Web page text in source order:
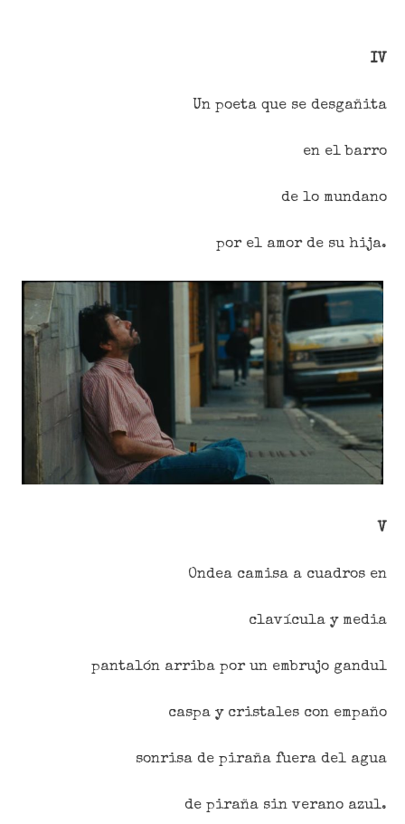
IV
Un poeta que se desgañita
en el barro
de lo mundano
por el amor de su hija.
V
Ondea camisa a cuadros en
clavícula y media
pantalón arriba por un embrujo gandul
caspa y cristales con empaño
sonrisa de piraña fuera del agua
de piraña sin verano azul.